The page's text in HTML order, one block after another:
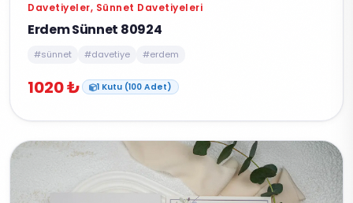
Davetiyeler, Sünnet Davetiyeleri
Erdem Sünnet 80924
#sünnet #davetiye #erdem
1020 ₺ 1 Kutu (100 Adet)